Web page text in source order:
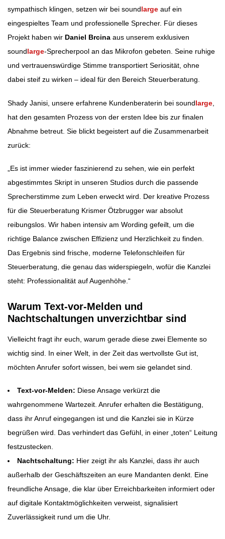
sympathisch klingen, setzen wir bei soundlarge auf ein
eingespieltes Team und professionelle Sprecher. Für dieses
Projekt haben wir Daniel Brcina aus unserem exklusiven
soundlarge-Sprecherpool an das Mikrofon gebeten. Seine ruhige
und vertrauenswürdige Stimme transportiert Seriosität, ohne
dabei steif zu wirken – ideal für den Bereich Steuerberatung.
Shady Janisi, unsere erfahrene Kundenberaterin bei soundlarge
hat den gesamten Prozess von der ersten Idee bis zur finalen
Abnahme betreut. Sie blickt begeistert auf die Zusammenarbeit
zurück:
„Es ist immer wieder faszinierend zu sehen, wie ein perfekt
abgestimmtes Skript in unseren Studios durch die passende
Sprecherstimme zum Leben erweckt wird. Der kreative Prozess
für die Steuerberatung Krismer Ötzbrugger war absolut
reibungslos. Wir haben intensiv am Wording gefeilt, um die
richtige Balance zwischen Effizienz und Herzlichkeit zu finden.
Das Ergebnis sind frische, moderne Telefonschleifen für
Steuerberatung, die genau das widerspiegeln, wofür die Kanzlei
steht: Professionalität auf Augenhöhe.“
Warum Text-vor-Melden und
Nachtschaltungen unverzichtbar sind
Vielleicht fragt ihr euch, warum gerade diese zwei Elemente so
wichtig sind. In einer Welt, in der Zeit das wertvollste Gut ist,
möchten Anrufer sofort wissen, bei wem sie gelandet sind.
Text-vor-Melden: Diese Ansage verkürzt die
wahrgenommene Wartezeit. Anrufer erhalten die Bestätigung,
dass ihr Anruf eingegangen ist und die Kanzlei sie in Kürze
begrüßen wird. Das verhindert das Gefühl, in einer „toten“ Leitung
festzustecken.
Nachtschaltung: Hier zeigt ihr als Kanzlei, dass ihr auch
außerhalb der Geschäftszeiten an eure Mandanten denkt. Eine
freundliche Ansage, die klar über Erreichbarkeiten informiert oder
auf digitale Kontaktmöglichkeiten verweist, signalisiert
Zuverlässigkeit rund um die Uhr.